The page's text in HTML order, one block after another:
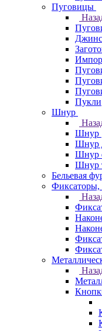
Пуговицы
Пукли
Шнур
Шнур
Шнур
Шнур
Шнур
Бельевая
Фиксаторы,